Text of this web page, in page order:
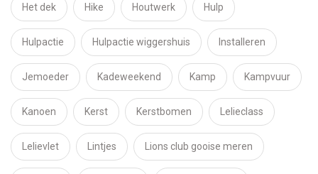
Het dek Hike Houtwerk Hulp
Hulpactie Hulpactie wiggershuis Installeren
Jemoeder Kadeweekend Kamp Kampvuur
Kanoen Kerst Kerstbomen Lelieclass
Lelievlet Lintjes Lions club gooise meren